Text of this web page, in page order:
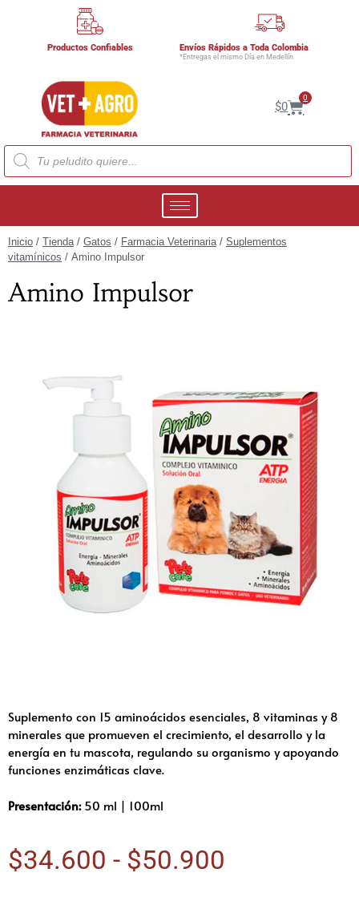
Productos Confiables Envíos Rápidos a Toda Colombia
*Entregas el mismo Día en Medellín
$0
0
Inicio / Tienda/ Gatos / Farmacia Veterinaria/ Suplementos
vitamínicos / Amino Impulsor
Amino Impulsor
Suplemento con 15 aminoácidos esenciales, 8 vitaminas y 8
minerales que promueven el crecimiento, el desarrollo y la
energía en tu mascota, regulando su organismo y apoyando
funciones enzimáticas clave.
Presentación:50 ml | 100ml
$34.600 - $50.900